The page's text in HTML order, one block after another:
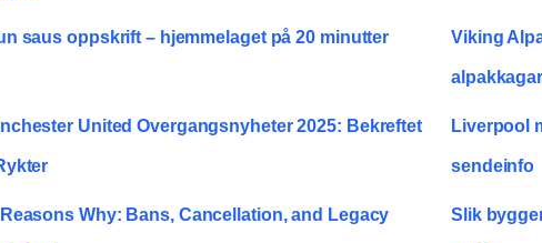
saus oppskrift – hjemmelaget på 20 minutter Viking
United Overgangsnyheter 2025: Bekreftet Liverpool
sendeinfo
Why: Bans, Cancellation, and Legacy Slik